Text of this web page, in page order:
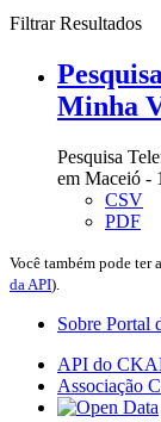
Filtrar Resultados
Minha
Pesquisa
em Maceió -
CSV
PDF
Você também pode ter
da API).
Sobre Portal
API do
Associação